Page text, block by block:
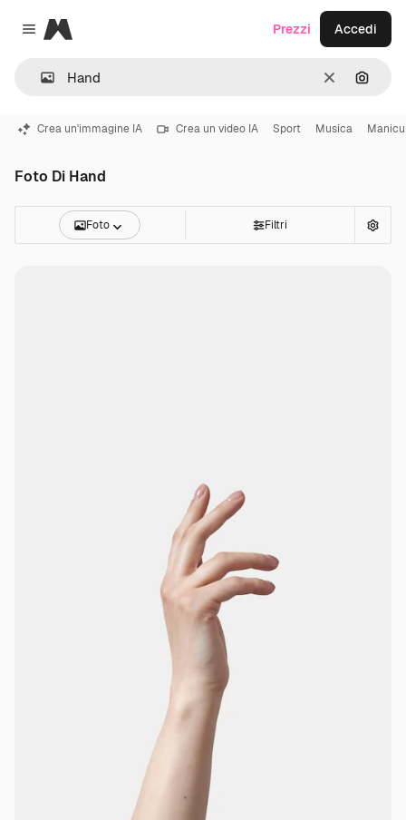
Close menu
Magnific
CancellaCerca
Prezzi Accedi
Crea un'immagine IA Crea un video IA Sport Musica
Foto Di Hand
Foto Filtri